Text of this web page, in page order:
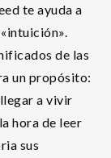
te ayuda a
de las
un propósito:
a vivir
hora de leer
sus